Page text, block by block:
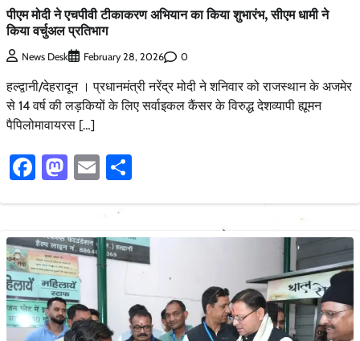
पीएम मोदी ने एचपीवी टीकाकरण अभियान का किया शुभारंभ, सीएम धामी ने
किया वर्चुअल प्रतिभाग
News Desk February 28, 2026 0
हल्द्वानी/देहरादून । प्रधानमंत्री नरेंद्र मोदी ने शनिवार को राजस्थान के अजमेर
से 14 वर्ष की लड़कियों के लिए सर्वाइकल कैंसर के विरुद्ध देशव्यापी ह्यूमन
पैपिलोमावायरस […]
Facebook
Mastodon
Email